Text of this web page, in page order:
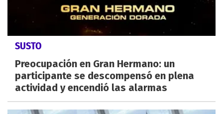
SUSTO
Preocupación en Gran Hermano: un
participante se descompensó en plena
actividad y encendió las alarmas